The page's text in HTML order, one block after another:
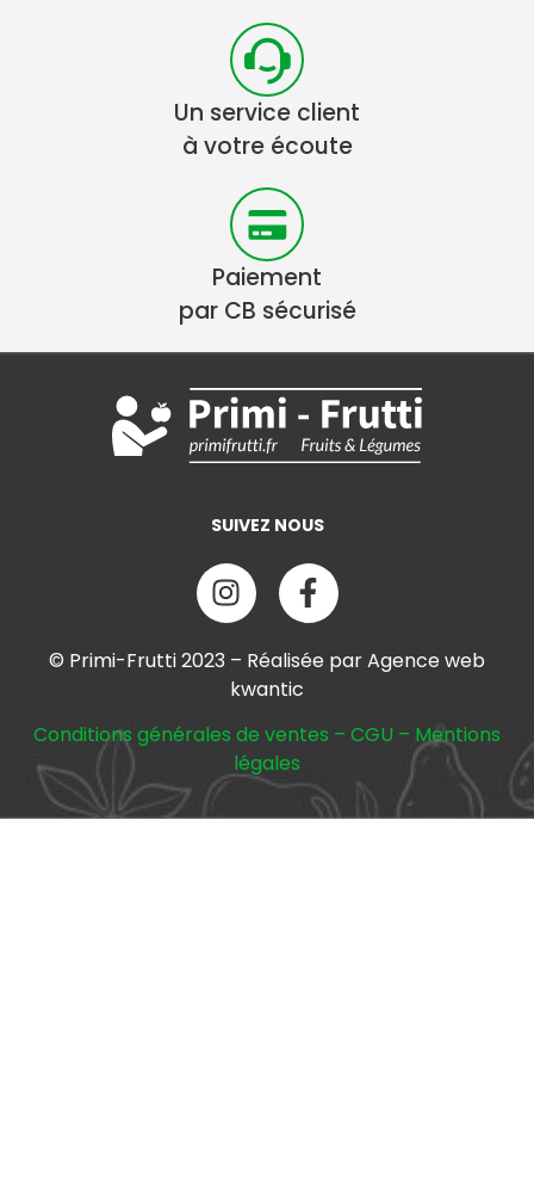
Un service client
à votre écoute
Paiement
par CB sécurisé
SUIVEZ NOUS
© Primi-Frutti 2023 – Réalisée par Agence web
kwantic
Conditions générales de ventes – CGU – Mentions
légales